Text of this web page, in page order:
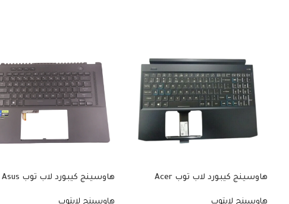
هاوسينج كيبورد لاب توب Acer
هاوسينج لابتوب
هاوسينج كيبورد لاب توب Asus
هاوسينج لابتوب